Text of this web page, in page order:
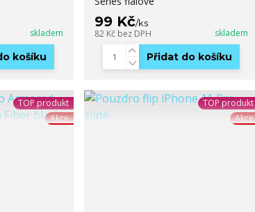
skladem
košíku
99 Kč/ks
82 Kč bez DPH skladem
Přidat do košíku
TOP produkt
Akce
TOP produkt
Akce